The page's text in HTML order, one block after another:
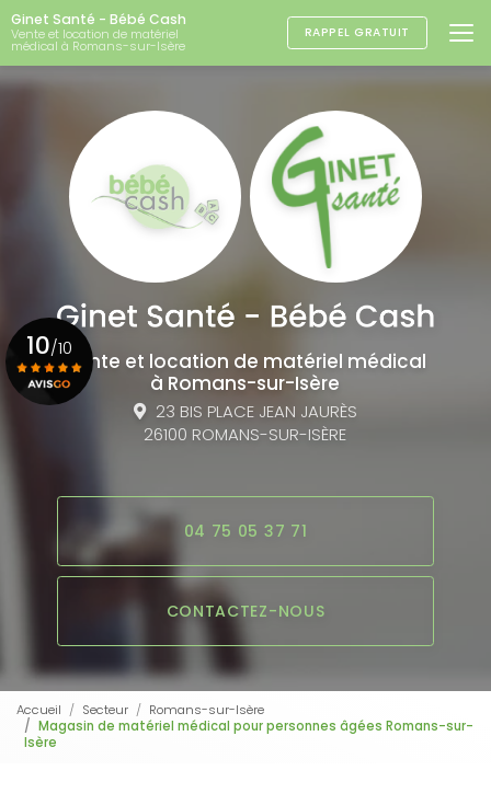
Aller
au
contenu
principal
Ginet Santé - Bébé Cash
Vente et location de matériel
médical à Romans-sur-Isère
RAPPEL GRATUIT
Vente et location de matériel médical
à Romans-sur-Isère
23 BIS PLACE JEAN JAURÈS
26100 ROMANS-SUR-ISÈRE
04 75 05 37 71
CONTACTEZ-NOUS
10/10
Accueil Secteur
Romans-sur-Isère
Magasin de matériel médical pour personnes âgées Romans-sur-
Isère